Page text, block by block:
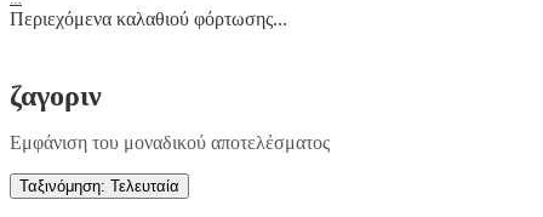
Περιεχόμενα καλαθιού φόρτωσης...
ζαγοριν
Εμφάνιση του μοναδικού αποτελέσματος
Ταξινόμηση: Τελευταία